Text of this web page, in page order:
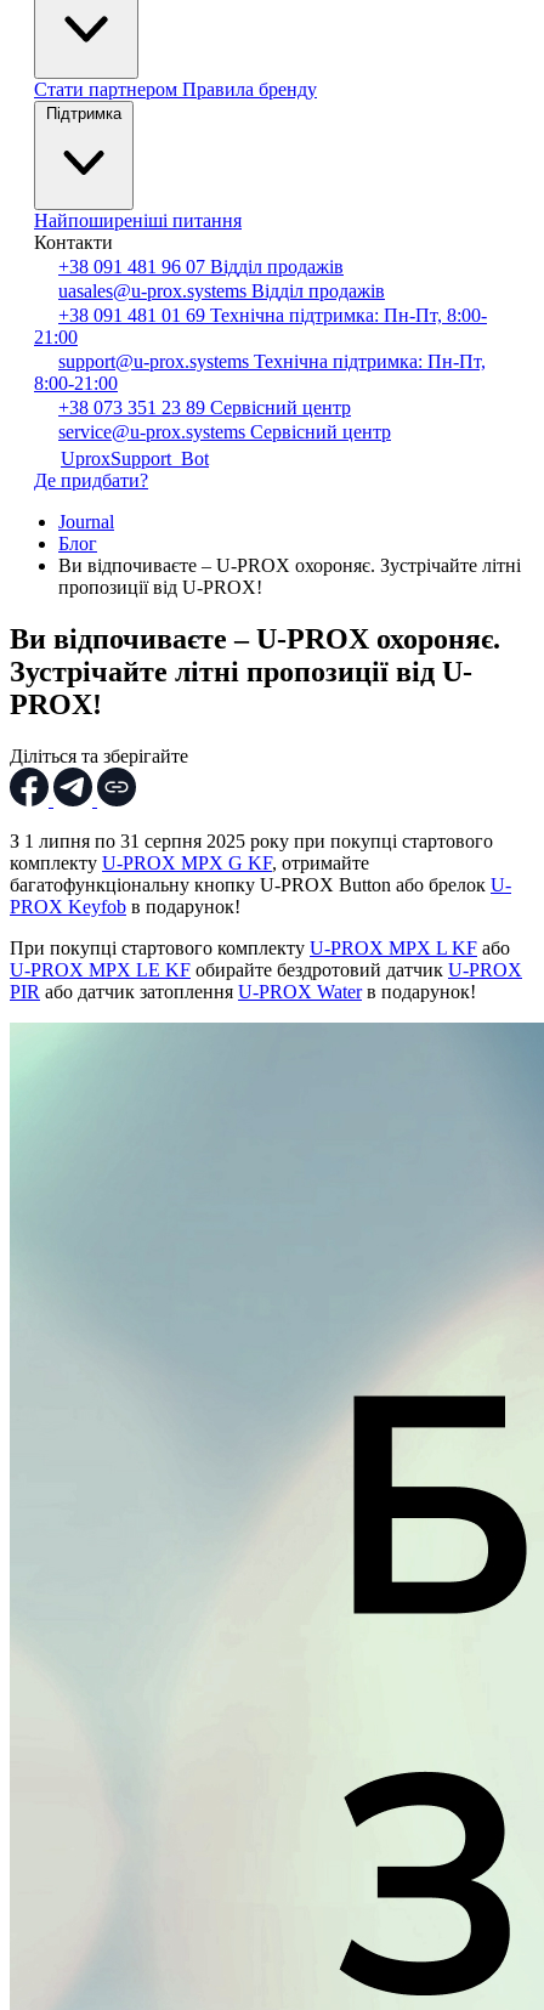
Стати партнером Правила бренду
Підтримка
Найпоширеніші питання
Контакти
+38 091 481 96 07 Відділ продажів
uasales@u-prox.systems Відділ продажів
+38 091 481 01 69 Технічна підтримка: Пн-Пт, 8:00-
21:00
support@u-prox.systems Технічна підтримка: Пн-Пт,
8:00-21:00
+38 073 351 23 89 Сервісний центр
service@u-prox.systems Сервісний центр
UproxSupport_Bot
Де придбати?
Journal
Блог
Ви відпочиваєте – U-PROX охороняє. Зустрічайте літні
пропозиції від U-PROX!
Ви відпочиваєте – U-PROX охороняє.
Зустрічайте літні пропозиції від U-
PROX!
Діліться та зберігайте
З 1 липня по 31 серпня 2025 року при покупці стартового
комплекту U-PROX MPX G KF, отримайте
багатофункціональну кнопку U-PROX Button або брелок U-
PROX Keyfob в подарунок!
При покупці стартового комплекту U-PROX MPX L KF або
U-PROX MPX LE KF обирайте бездротовий датчик U-PROX
PIR або датчик затоплення U-PROX Waterв подарунок!